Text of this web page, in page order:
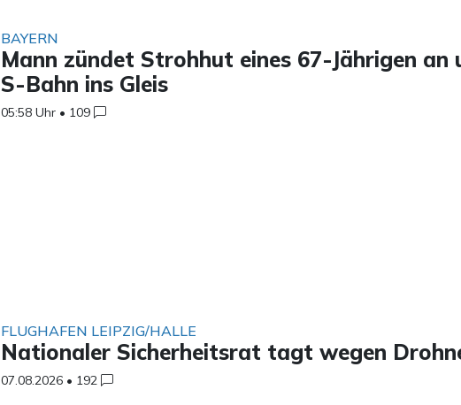
BAYERN
Mann zündet Strohhut eines 67-Jährigen
S-Bahn ins Gleis
05:58 Uhr • 109
FLUGHAFEN LEIPZIG/HALLE
Nationaler Sicherheitsrat tagt wegen
07.08.2026 • 192